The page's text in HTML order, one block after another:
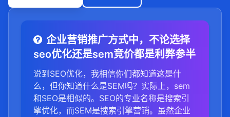
企业营销推广方式中，不论选择
seo优化还是sem竞价都是利弊参半
说到SEO优化，我相信你们都知道这是什
么，但你知道什么是SEM吗？实际上，sem
和SEO是相似的。SEO的专业名称是搜索引
擎优化，而SEM是搜索引擎营销。虽然企业